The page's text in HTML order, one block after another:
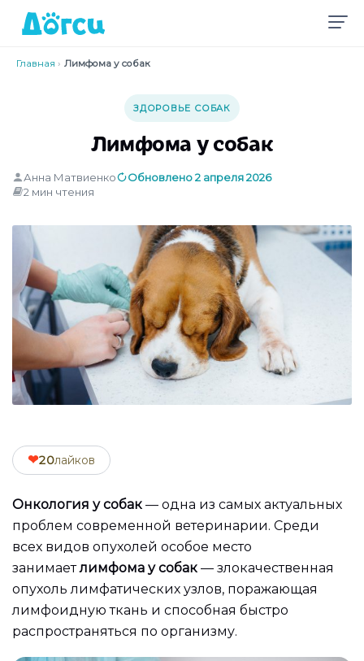
Главная › Лимфома у собак
ЗДОРОВЬЕ СОБАК
Лимфома у собак
Анна Матвиенко
Обновлено 2 апреля 2026
2 мин чтения
❤20лайков
Онкология у собак — одна из самых актуальных
проблем современной ветеринарии. Среди
всех видов опухолей особое место
занимаетлимфома у собак — злокачественная
опухоль лимфатических узлов, поражающая
лимфоидную ткань и способная быстро
распространяться по организму.